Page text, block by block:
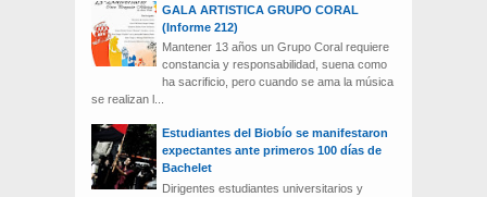
GALA ARTISTICA GRUPO CORAL
(Informe 212)
Mantener 13 años un Grupo Coral requiere
constancia y responsabilidad, suena como
ha sacrificio, pero cuando se ama la música
se realizan l...
Estudiantes del Biobío se manifestaron
expectantes ante primeros 100 días de
Bachelet
Dirigentes estudiantes universitarios y